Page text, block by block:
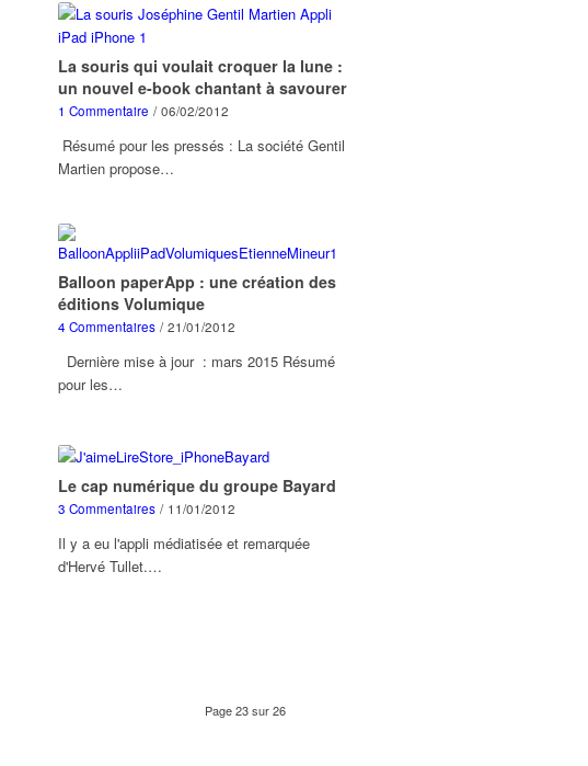
La souris qui voulait croquer la lune :
un nouvel e-book chantant à savourer
1 Commentaire / 06/02/2012
Résumé pour les pressés : La société Gentil
Martien propose…
Balloon paperApp : une création des
éditions Volumique
4 Commentaires / 21/01/2012
Dernière mise à jour : mars 2015 Résumé
pour les…
Le cap numérique du groupe Bayard
3 Commentaires / 11/01/2012
Il y a eu l'appli médiatisée et remarquée
d'Hervé Tullet.…
Page 23 sur 26